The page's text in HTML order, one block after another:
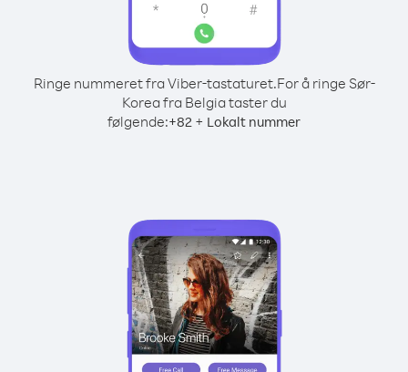
Ringe nummeret fra Viber-tastaturet.For å ringe Sør-
Korea fra Belgia taster du
følgende:+82 + Lokalt nummer